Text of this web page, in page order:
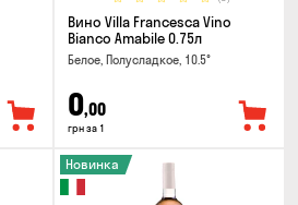
Вино Villa Francesca Vino
Bianco Amabile 0.75л
Белое, Полусладкое, 10.5°
0,00
грн за 1
Новинка